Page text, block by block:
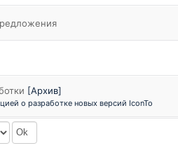
[Архив]
о разработке новых версий IconTo